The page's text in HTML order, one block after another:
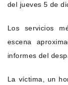
del jueves 5 de
Los servicios
escena
informes del
La víctima, un